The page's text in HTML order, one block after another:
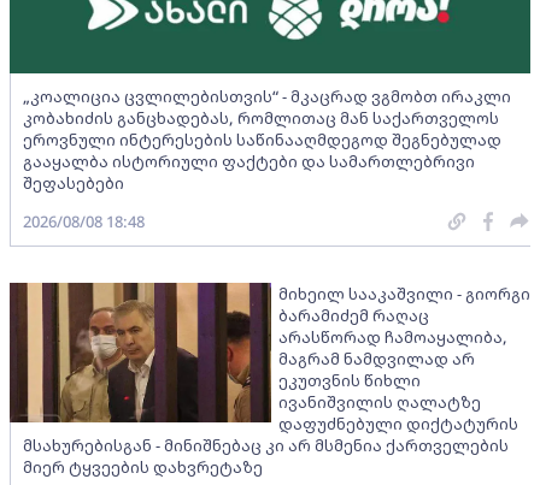
„კოალიცია ცვლილებისთვის“ - მკაცრად ვგმობთ ირაკლი
კობახიძის განცხადებას, რომლითაც მან საქართველოს
ეროვნული ინტერესების საწინააღმდეგოდ შეგნებულად
გააყალბა ისტორიული ფაქტები და სამართლებრივი
შეფასებები
2026/08/08 18:48
მიხეილ სააკაშვილი - გიორგი
ბარამიძემ რაღაც
არასწორად ჩამოაყალიბა,
მაგრამ ნამდვილად არ
ეკუთვნის წიხლი
ივანიშვილის ღალატზე
დაფუძნებული დიქტატურის
მსახურებისგან - მინიშნებაც კი არ მსმენია ქართველების
მიერ ტყვეების დახვრეტაზე